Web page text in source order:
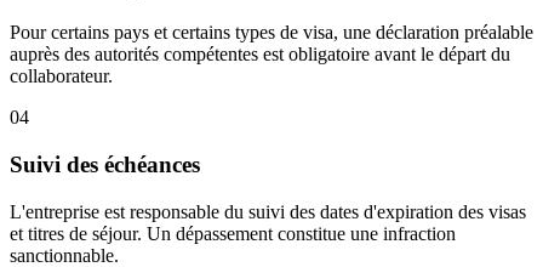
Pour certains pays et certains types de visa, une déclaration préalable
auprès des autorités compétentes est obligatoire avant le départ du
collaborateur.
04
Suivi des échéances
L'entreprise est responsable du suivi des dates d'expiration des visas
et titres de séjour. Un dépassement constitue une infraction
sanctionnable.